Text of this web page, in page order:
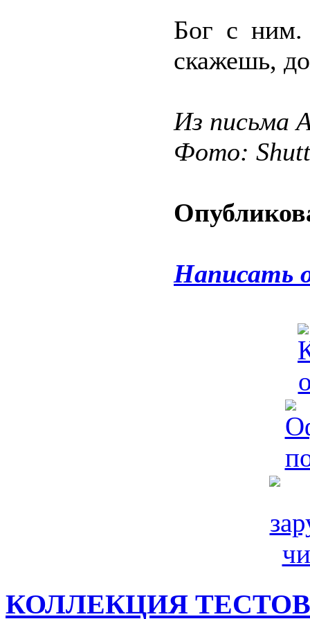
Бог с ним.
скажешь,
Из письма
Фото:
Написать
КОЛЛЕКЦИЯ ТЕСТОВ